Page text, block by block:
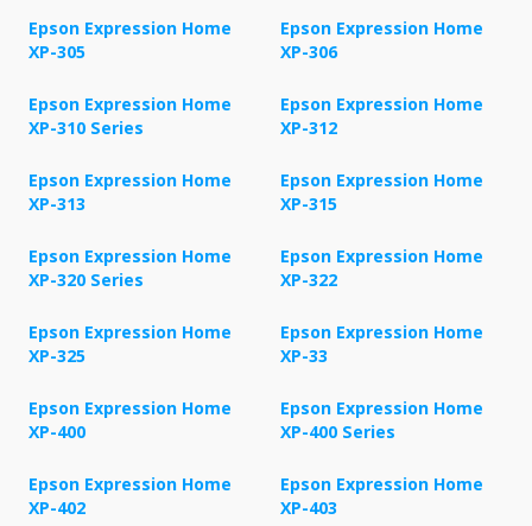
Epson Expression Home
XP-305
Epson Expression Home
XP-306
Epson Expression Home
XP-310 Series
Epson Expression Home
XP-312
Epson Expression Home
XP-313
Epson Expression Home
XP-315
Epson Expression Home
XP-320 Series
Epson Expression Home
XP-322
Epson Expression Home
XP-325
Epson Expression Home
XP-33
Epson Expression Home
XP-400
Epson Expression Home
XP-400 Series
Epson Expression Home
XP-402
Epson Expression Home
XP-403